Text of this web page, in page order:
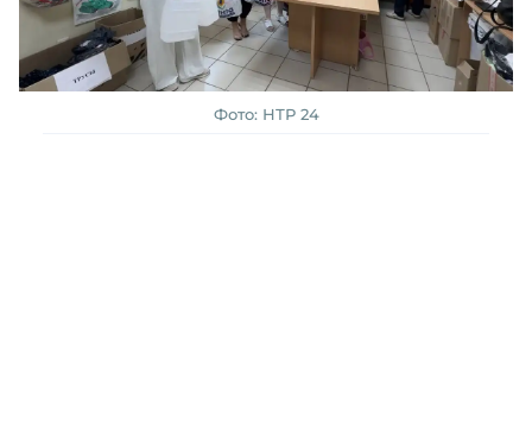
Фото: НТР 24